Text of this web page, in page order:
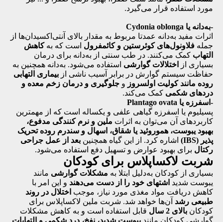
مورد استفاده قرار می‌گیرد.
-به‌دانه یا Cydonia oblonga
اثرات مفید به‌دانه عمدتا مربوط به مقدار بالای آنتی‌اکسیدان‌ها از
جمله فلاونول‌های کوئرستین و کائمفرول است که بهکاهش
التهاب کمک می‌کنند. در طب سنتی از به‌دانه برای درمان
بسیاری از
اختلالات گوارشی استفاده می‌شود. به‌دانه همچنین به
حفاظت سیستم گوارش در برابر آسیب‌ ناشی از بیماری التهابی
روده مانند کولیت اولسروز و جلوگیری و درمان زخم معده و
دردهای شکمی کمک می‌کند.
-اسفرزه یا Plantago ovata
پسیلیوم یا اسفرزه گیاهی علفی و یکساله است که از مهمترین
کاربردهای آن می‌توان به اثرات ملین و نرم کنندگی مدفوع،
بهبود یبوست، هموروئید یا شقاق، اسهال و سندرم روده تحریک
پذیر (IBS)
اشاره کرد. از این گیاه همچنین بعد از عمل جراحی
رکتال برای بهبود عوارض و تسهیل دفع استفاده می‌شود.
شربت لاکساپلاس برای کودکان
بسیاری از کودکان به‌دلیل ابتلا به مشکلات گوارشی مانند
یبوست شدید اشتهای خود را از دست می‌دهند و این امر با
کاهش دریافت مواد مغذی مورد نیاز، موجب اختلال در روند
طبیعی رشد آن‌ها خواهد شد. شربت ملین لاکساپلاس برای
کودکان بالای 2 سال
قابل استفاده است و به کاهش مشکلات
گوارشی کودکان مانند یبوست شدید، نفخ، درد شکمی و التهابات